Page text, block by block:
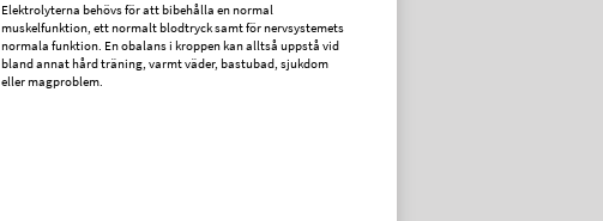
Elektrolyterna behövs för att bibehålla en normal
muskelfunktion, ett normalt blodtryck samt för nervsystemets
normala funktion. En obalans i kroppen kan alltså uppstå vid
bland annat hård träning, varmt väder, bastubad, sjukdom
eller magproblem.